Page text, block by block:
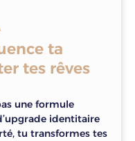
ta
tes rêves
une formule
identitaire
tu transformes tes